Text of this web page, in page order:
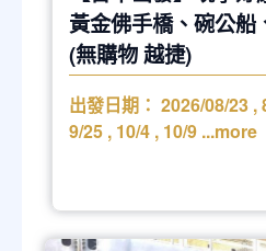
黃金佛手橋、碗公
(無購物 越捷)
出發日期：2026/08/23 ,
9/25 , 10/4 , 10/9 ...more